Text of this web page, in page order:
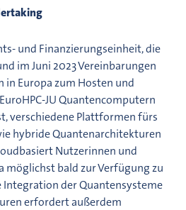
und Finanzierungseinheit, die
im Juni 2023 Vereinbarungen
in Europa zum Hosten und
JU Quantencomputern
verschiedene Plattformen fürs
hybride Quantenarchitekturen
Nutzerinnen und
möglichst bald zur Verfügung zu
Integration der Quantensysteme
erfordert außerdem